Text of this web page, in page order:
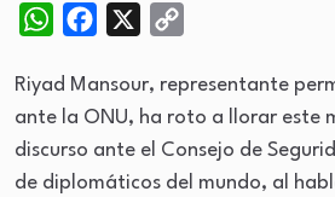
WhatsAppFacebook
Riyad Mansour, representante
ante la ONU, ha roto a llorar este
discurso ante el Consejo de
de diplomáticos del mundo, al